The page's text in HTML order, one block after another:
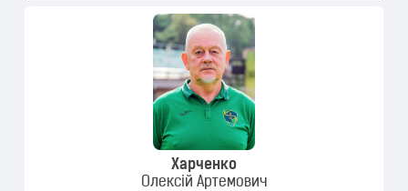
Харченко
Олексій Артемович